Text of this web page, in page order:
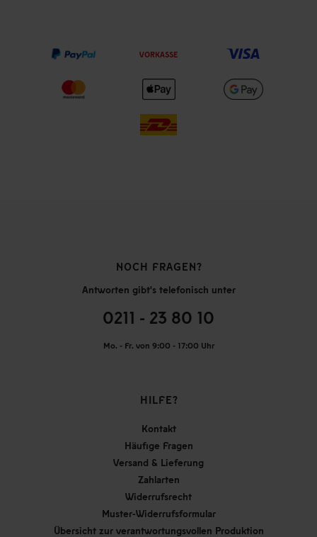
VORKASSE
NOCH FRAGEN?
Antworten gibt's telefonisch unter
0211 - 23 80 10
Mo. - Fr. von 9:00 - 17:00 Uhr
HILFE?
Kontakt
Häufige Fragen
Versand & Lieferung
Zahlarten
Widerrufsrecht
Muster-Widerrufsformular
Übersicht zur verantwortungsvollen Produktion